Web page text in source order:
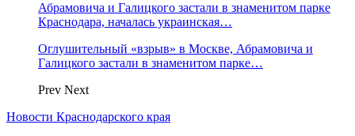
Абрамовича и Галицкого застали в знаменитом парке
Краснодара, началась украинская…
Оглушительный «взрыв» в Москве, Абрамовича и
Галицкого застали в знаменитом парке…
Prev Next
Новости Краснодарского края